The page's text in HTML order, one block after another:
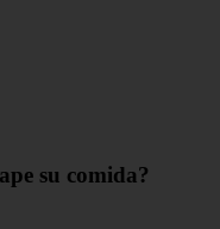
su comida?